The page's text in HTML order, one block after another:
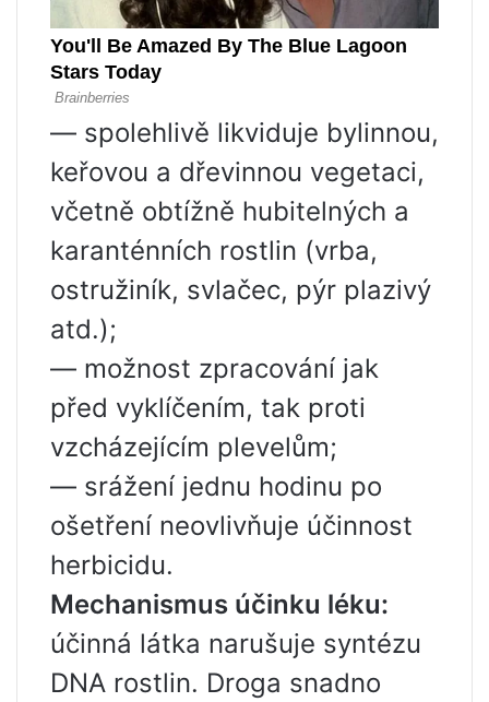
— spolehlivě likviduje bylinnou,
keřovou a dřevinnou vegetaci,
včetně obtížně hubitelných a
karanténních rostlin (vrba,
ostružiník, svlačec, pýr plazivý
atd.);
— možnost zpracování jak
před vyklíčením, tak proti
vzcházejícím plevelům;
— srážení jednu hodinu po
ošetření neovlivňuje účinnost
herbicidu.
Mechanismus účinku léku:
účinná látka narušuje syntézu
DNA rostlin. Droga snadno